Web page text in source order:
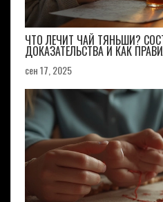
ЧТО ЛЕЧИТ ЧАЙ ТЯНЬШИ?
ДОКАЗАТЕЛЬСТВА И КАК
сен 17, 2025